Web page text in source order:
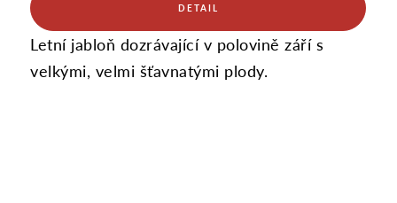
Letní jabloň dozrávající v polovině září s
velkými, velmi šťavnatými plody.